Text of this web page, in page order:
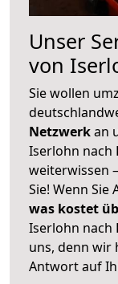
Unser
von
Sie wollen
Netzwerkan
Iserlohn nach
weiterwissen
Sie! Wenn
was kostet
Iserlohn nach
uns, denn wir
Antwort auf